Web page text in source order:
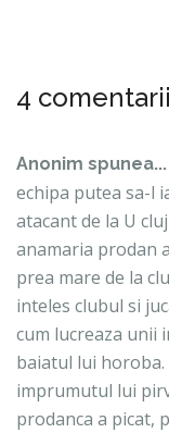
4
Anonim spunea...
echipa putea sa-l
atacant de la U
anamaria prodan
prea mare de la
inteles clubul si
cum lucreaza unii
baiatul lui
imprumutul lui
prodanca a picat,